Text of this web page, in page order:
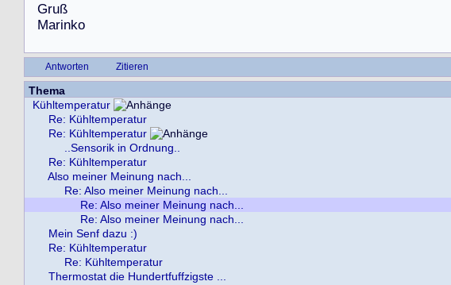
Gruß
Marinko
Antworten Zitieren
Thema
Kühltemperatur
Re: Kühltemperatur
Re: Kühltemperatur
..Sensorik in Ordnung..
Re: Kühltemperatur
Also meiner Meinung nach...
Re: Also meiner Meinung nach...
Re: Also meiner Meinung nach...
Re: Also meiner Meinung nach...
Mein Senf dazu :)
Re: Kühltemperatur
Re: Kühltemperatur
Thermostat die Hundertfuffzigste ...